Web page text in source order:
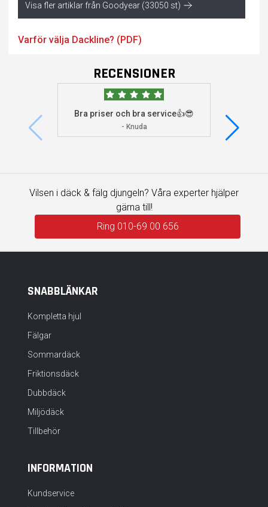
Visa fler artiklar från Goodyear (33050 st)
Varför välja Dackline? (PDF)
RECENSIONER
Bra priser och bra service👍😎
- Knuda
Vilsen i däck & fälg djungeln? Våra experter hjälper
gärna till!
Ring 010-69 00 656
SNABBLÄNKAR
Kompletta hjul
Fälgar
Sommardäck
Friktionsdäck
Dubbdäck
Miljödäck
Tillbehör
INFORMATION
Kundservice